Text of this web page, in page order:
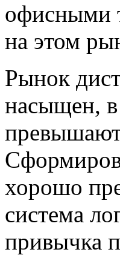
офисными
на этом
Рынок
насыщен, в
хорошо
система
привычка